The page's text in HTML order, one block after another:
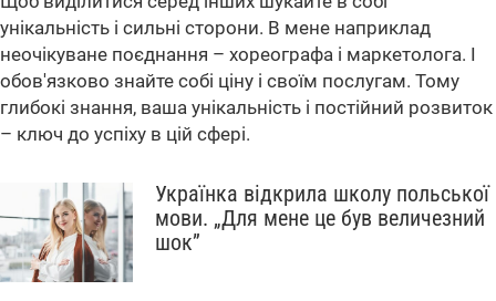
унікальність і сильні сторони. В мене наприклад
неочікуване поєднання – хореографа і маркетолога. І
обов'язково знайте собі ціну і своїм послугам. Тому
глибокі знання, ваша унікальність і постійний розвиток
– ключ до успіху в цій сфері.
Українка відкрила школу польської
мови. „Для мене це був величезний
шок”